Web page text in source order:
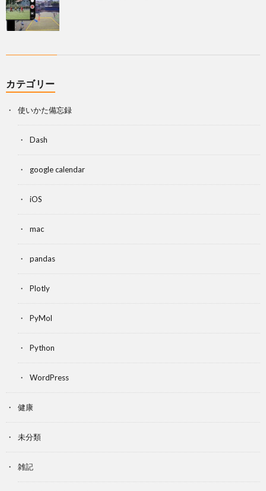
カテゴリー
使いかた備忘録
Dash
google calendar
iOS
mac
pandas
Plotly
PyMol
Python
WordPress
健康
未分類
雑記